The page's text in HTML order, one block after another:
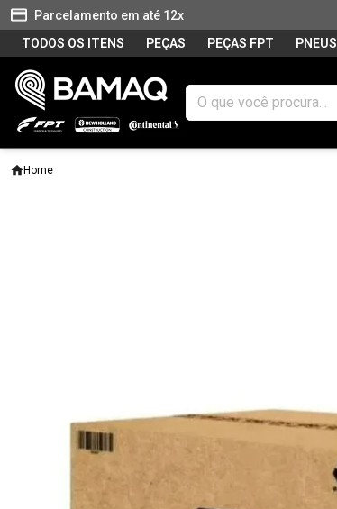
Parcelamento em até 12x
TODOS OS ITENS
PEÇAS PEÇAS FPT PNEUS
Home